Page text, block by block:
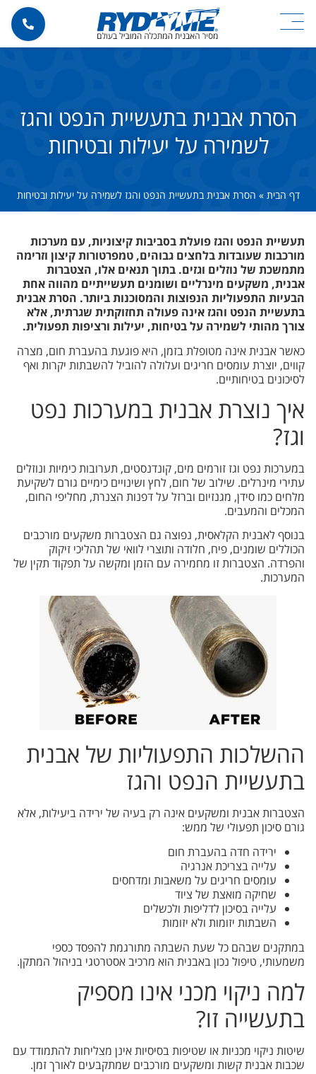
הסרת אבנית בתעשיית הנפט והגז
לשמירה על יעילות ובטיחות
דף הבית » הסרת אבנית בתעשיית הנפט והגז לשמירה על יעילות ובטיחות
תעשיית הנפט והגז פועלת בסביבות קיצוניות, עם מערכות
מורכבות שעובדות בלחצים גבוהים, טמפרטורות קיצון וזרימה
מתמשכת של נוזלים וגזים. בתוך תנאים אלו, הצטברות
אבנית, משקעים מינרליים ושומנים תעשייתיים מהווה אחת
הבעיות התפעוליות הנפוצות והמסוכנות ביותר. הסרת אבנית
בתעשיית הנפט והגז אינה פעולה תחזוקתית שגרתית, אלא
צורך מהותי לשמירה על בטיחות, יעילות ורציפות תפעולית.
כאשר אבנית אינה מטופלת בזמן, היא פוגעת בהעברת חום, מצרה
קווים, יוצרת עומסים חריגים ועלולה להוביל להשבתות יקרות ואף
לסיכונים בטיחותיים.
איך נוצרת אבנית במערכות נפט
וגז?
במערכות נפט וגז זורמים מים, קונדנסטים, תערובות כימיות ונוזלים
עתירי מינרלים. שילוב של חום, לחץ ושינויים כימיים גורם לשקיעת
מלחים כמו סידן, מגנזיום וברזל על דפנות הצנרת, מחליפי החום,
המכלים והמעבים.
בנוסף לאבנית הקלאסית, נפוצה גם הצטברות משקעים מורכבים
הכוללים שומנים, פיח, חלודה ותוצרי לוואי של תהליכי זיקוק
והפרדה. הצטברות זו מחמירה עם הזמן ומקשה על תפקוד תקין של
המערכות.
ההשלכות התפעוליות של אבנית
בתעשיית הנפט והגז
הצטברות אבנית ומשקעים אינה רק בעיה של ירידה ביעילות, אלא
גורם סיכון תפעולי של ממש:
ירידה חדה בהעברת חום
עלייה בצריכת אנרגיה
עומסים חריגים על משאבות ומדחסים
שחיקה מואצת של ציוד
עלייה בסיכון לדליפות ולכשלים
השבתות יזומות ולא יזומות
במתקנים שבהם כל שעת השבתה מתורגמת להפסד כספי
משמעותי, טיפול נכון באבנית הוא מרכיב אסטרטגי בניהול המתקן.
למה ניקוי מכני אינו מספיק
בתעשייה זו?
שיטות ניקוי מכניות או שטיפות בסיסיות אינן מצליחות להתמודד עם
שכבות אבנית קשות ומשקעים מורכבים שמתקבעים לאורך זמן.